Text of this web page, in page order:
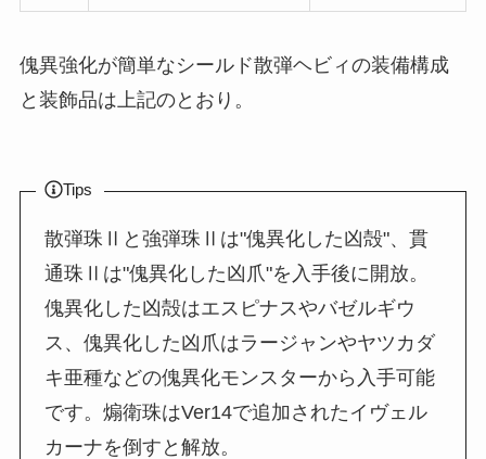
傀異強化が簡単なシールド散弾ヘビィの装備構成
と装飾品は上記のとおり。
Tips
散弾珠Ⅱと強弾珠Ⅱは"傀異化した凶殻"、貫
通珠Ⅱは"傀異化した凶爪"を入手後に開放。
傀異化した凶殻はエスピナスやバゼルギウ
ス、傀異化した凶爪はラージャンやヤツカダ
キ亜種などの傀異化モンスターから入手可能
です。煽衛珠はVer14で追加されたイヴェル
カーナを倒すと解放。